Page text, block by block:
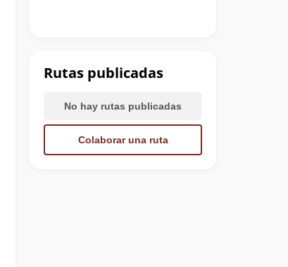
Rutas publicadas
No hay rutas publicadas
Colaborar una ruta